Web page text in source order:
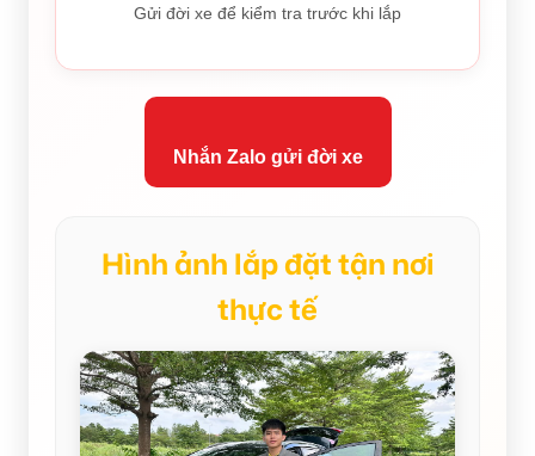
Gửi đời xe để kiểm tra trước khi lắp
Nhắn Zalo gửi đời xe
Hình ảnh lắp đặt tận nơi
thực tế